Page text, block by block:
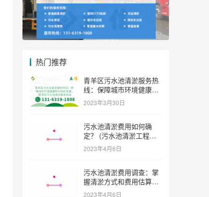
热门推荐
青羊区污水池清淤服务热
线：保障城市环境健康和
可持续发展。 (青羊区污
水池清淤服务热线)
2023年3月30日
污水池清淤费用如何确
定？ (污水池清淤工程价
格多少)
2023年4月6日
污水池清淤费用调查：掌
握清淤方式和费用估算技
巧 (污水池清淤多少钱一
2023年4月6日